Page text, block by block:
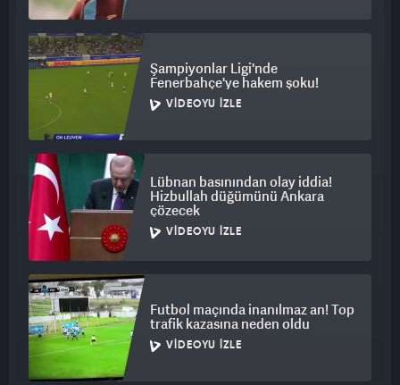
Şampiyonlar Ligi'nde
Fenerbahçe'ye hakem şoku!
VIDEOYU İZLE
Lübnan basınından olay iddia!
Hizbullah düğümünü Ankara
çözecek
VIDEOYU İZLE
Futbol maçında inanılmaz an! Top
trafik kazasına neden oldu
VIDEOYU İZLE